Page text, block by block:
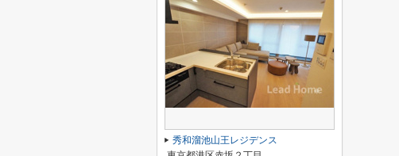
秀和溜池山王レジデンス